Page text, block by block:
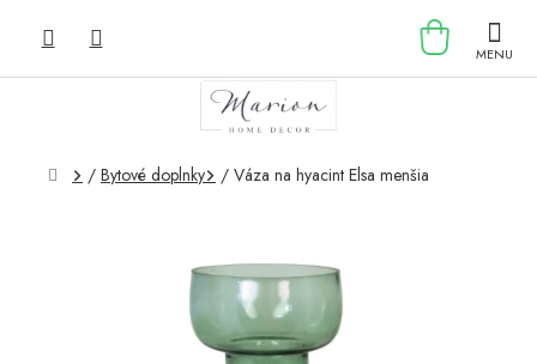
KOŠÍK
Domov
/ Bytové doplnky / Váza na hyacint Elsa menšia